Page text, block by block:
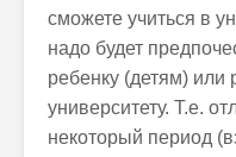
сможете учиться в
надо будет
ребенку (детям) или
университету. Т.е.
некоторый период